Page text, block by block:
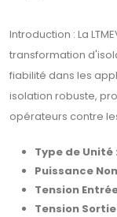
Introduction : La
transformation
fiabilité dans les
isolation robuste,
opérateurs contre
Type de Unité :
Puissance
Tension
Tension Sortie